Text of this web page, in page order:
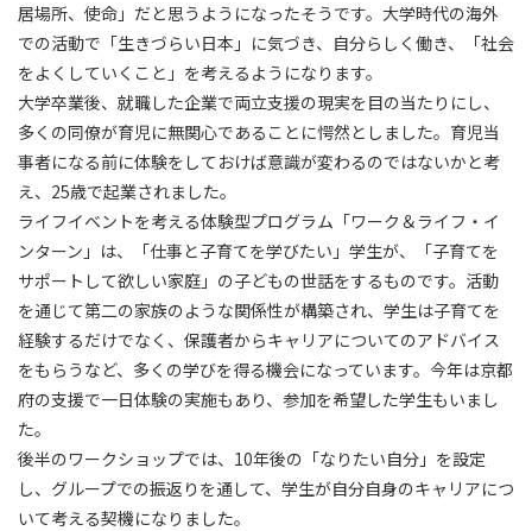
居場所、使命」だと思うようになったそうです。大学時代の海外
での活動で「生きづらい日本」に気づき、自分らしく働き、「社会
をよくしていくこと」を考えるようになります。
大学卒業後、就職した企業で両立支援の現実を目の当たりにし、
多くの同僚が育児に無関心であることに愕然としました。育児当
事者になる前に体験をしておけば意識が変わるのではないかと考
え、25歳で起業されました。
ライフイベントを考える体験型プログラム「ワーク＆ライフ・イ
ンターン」は、「仕事と子育てを学びたい」学生が、「子育てを
サポートして欲しい家庭」の子どもの世話をするものです。活動
を通じて第二の家族のような関係性が構築され、学生は子育てを
経験するだけでなく、保護者からキャリアについてのアドバイス
をもらうなど、多くの学びを得る機会になっています。今年は京都
府の支援で一日体験の実施もあり、参加を希望した学生もいまし
た。
後半のワークショップでは、10年後の「なりたい自分」を設定
し、グループでの振返りを通して、学生が自分自身のキャリアにつ
いて考える契機になりました。